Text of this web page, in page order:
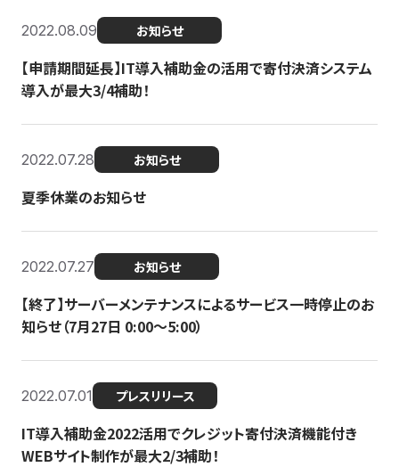
2022.08.09 お知らせ
【申請期間延長】IT導入補助金の活用で寄付決済システム
導入が最大3/4補助！
2022.07.28 お知らせ
夏季休業のお知らせ
2022.07.27 お知らせ
【終了】サーバーメンテナンスによるサービス一時停止のお
知らせ（7月27日 0:00〜5:00）
2022.07.01 プレスリリース
IT導入補助金2022活用でクレジット寄付決済機能付き
WEBサイト制作が最大2/3補助！